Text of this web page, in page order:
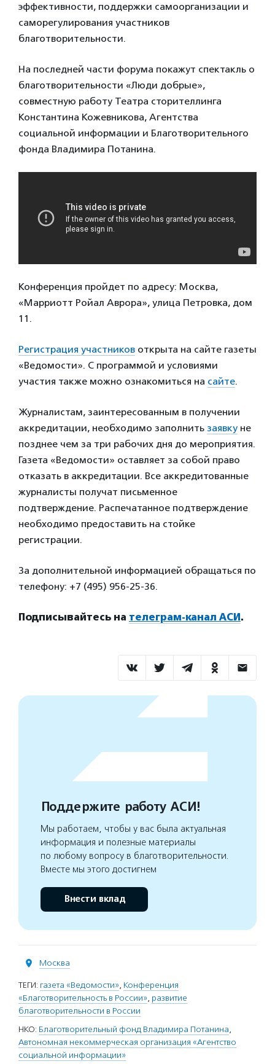
эффективности, поддержки самоорганизации и
саморегулирования участников
благотворительности.
На последней части форума покажут спектакль о
благотворительности «Люди добрые»,
совместную работу Театра сторителлинга
Константина Кожевникова, Агентства
социальной информации и Благотворительного
фонда Владимира Потанина.
Конференция пройдет по адресу: Москва,
«Марриотт Ройал Аврора», улица Петровка, дом
11.
Регистрация участников открыта на сайте газеты
«Ведомости». С программой и условиями
участия также можно ознакомиться на сайте.
Журналистам, заинтересованным в получении
аккредитации, необходимо заполнить заявку не
позднее чем за три рабочих дня до мероприятия.
Газета «Ведомости» оставляет за собой право
отказать в аккредитации. Все аккредитованные
журналисты получат письменное
подтверждение. Распечатанное подтверждение
необходимо предоставить на стойке
регистрации.
За дополнительной информацией обращаться по
телефону: +7 (495) 956-25-36.
Подписывайтесь на телеграм-канал АСИ .
Поддержите работу АСИ!
Мы работаем, чтобы у вас была актуальная
информация и полезные материалы
по любому вопросу в благотворительности.
Вместе мы этого достигнем
Внести вклад
Москва
ТЕГИ: газета «Ведомости», Конференция
«Благотворительность в России», развитие
благотворительности в России
НКО: Благотворительный фонд Владимира Потанина,
Автономная некоммерческая организация «Агентство
социальной информации»